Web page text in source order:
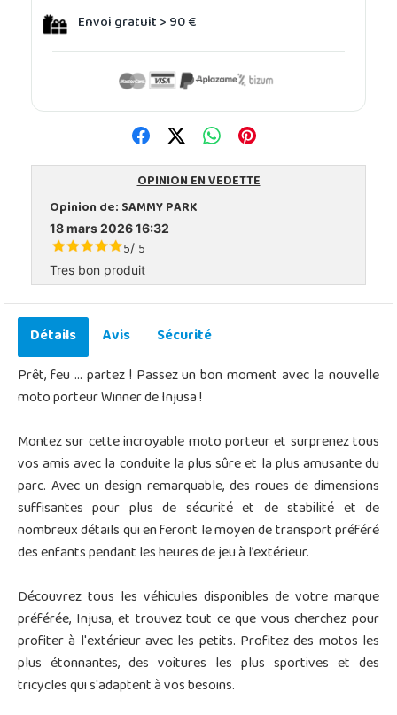
Envoi gratuit > 90 €
OPINION EN VEDETTE
Opinion de:SAMMY PARK
18 mars 2026 16:32
5/ 5
Tres bon produit
Détails Avis
Sécurité
Prêt, feu ... partez ! Passez un bon moment avec la nouvelle
moto porteur Winner de Injusa !
Montez sur cette incroyable moto porteur et surprenez tous
vos amis avec la conduite la plus sûre et la plus amusante du
parc. Avec un design remarquable, des roues de dimensions
suffisantes pour plus de sécurité et de stabilité et de
nombreux détails qui en feront le moyen de transport préféré
des enfants pendant les heures de jeu à l’extérieur.
Découvrez tous les véhicules disponibles de votre marque
préférée, Injusa, et trouvez tout ce que vous cherchez pour
profiter à l'extérieur avec les petits. Profitez des motos les
plus étonnantes, des voitures les plus sportives et des
tricycles qui s'adaptent à vos besoins.